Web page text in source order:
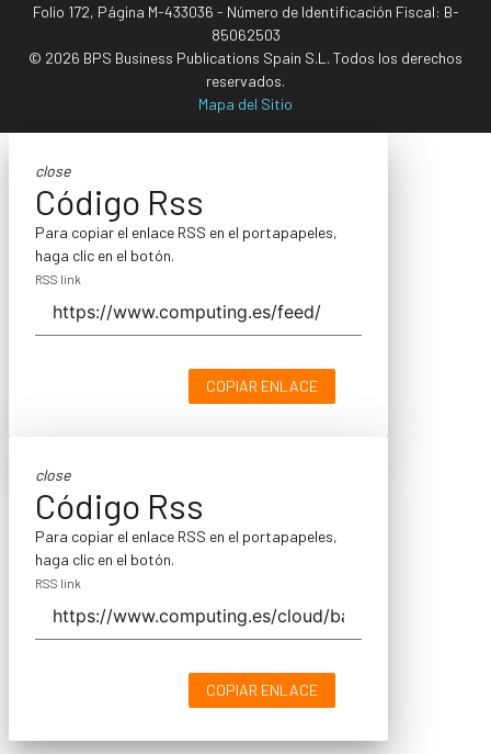
Folio 172, Página M-433036 - Número de Identificación Fiscal: B-
85062503
© 2026 BPS Business Publications Spain S.L. Todos los derechos
reservados.
Mapa del Sitio
close
Código Rss
Para copiar el enlace RSS en el portapapeles,
haga clic en el botón.
RSS link
COPIAR ENLACE
close
Código Rss
Para copiar el enlace RSS en el portapapeles,
haga clic en el botón.
RSS link
COPIAR ENLACE